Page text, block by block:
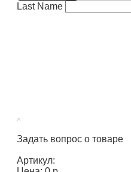
Last Name
×
Задать вопрос о товаре
Артикул: